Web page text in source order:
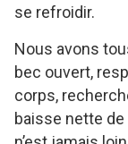
se refroidir.
Nous avons
bec ouvert,
corps,
baisse nette de